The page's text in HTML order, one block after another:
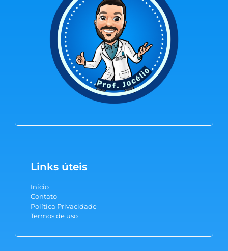
Links úteis
Início
Contato
Política Privacidade
Termos de uso